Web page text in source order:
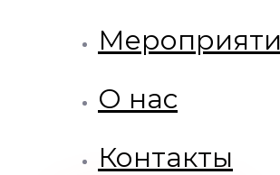
О нас
Контакты